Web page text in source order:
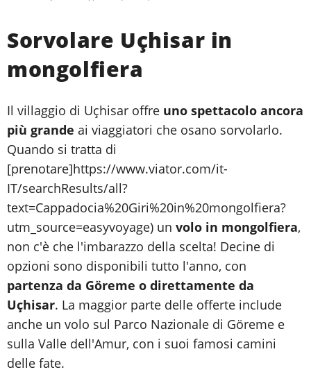
Sorvolare Uçhisar in
mongolfiera
Il villaggio di Uçhisar offre uno spettacolo ancora
più grande ai viaggiatori che osano sorvolarlo.
Quando si tratta di
[prenotare]https://www.viator.com/it-
IT/searchResults/all?
text=Cappadocia%20Giri%20in%20mongolfiera?
utm_source=easyvoyage) un volo in mongolfiera,
non c'è che l'imbarazzo della scelta! Decine di
opzioni sono disponibili tutto l'anno, con
partenza da Göreme o direttamente da
Uçhisar. La maggior parte delle offerte include
anche un volo sul Parco Nazionale di Göreme e
sulla Valle dell'Amur, con i suoi famosi camini
delle fate.